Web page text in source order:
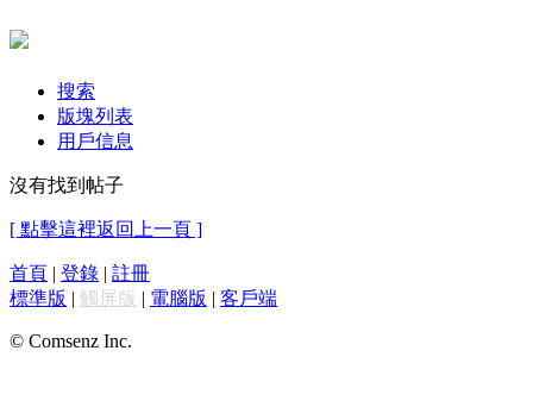
搜索
版塊列表
用戶信息
沒有找到帖子
[ 點擊這裡返回上一頁 ]
首頁 | 登錄 | 註冊
標準版 | 觸屏版 | 電腦版 | 客戶端
© Comsenz Inc.